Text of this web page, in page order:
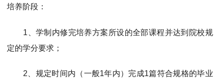
培养阶段：
1、学制内修完培养方案所设的全部课程并达到院校规
定的学分要求；
2、规定时间内（一般1年内）完成1篇符合规格的毕业